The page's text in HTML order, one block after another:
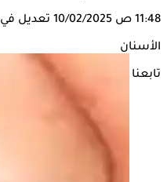
11:48 ص 10/02/2025 تعديل في 11:49 ص
الأسنان
تابعنا على